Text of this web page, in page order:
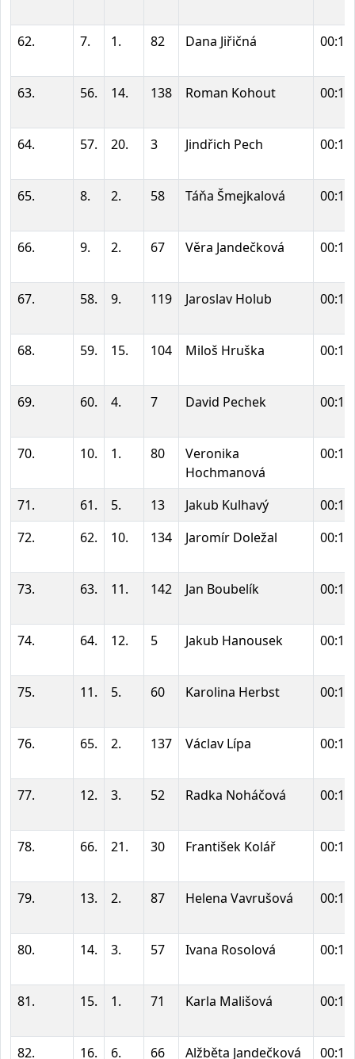
62. 7. 1. 82 Dana Jiřičná
63. 56. 14. 138 Roman Kohout
64. 57. 20. 3 Jindřich Pech
65. 8. 2. 58 Táňa Šmejkalová
66. 9. 2. 67 Věra Jandečková
67. 58. 9. 119 Jaroslav Holub
68. 59. 15. 104 Miloš Hruška
69. 60. 4. 7 David Pechek
70. 10. 1. 80
Veronika
Hochmanová
71. 61. 5. 13 Jakub Kulhavý
72.
62. 10. 134 Jaromír Doležal
73. 63. 11. 142 Jan Boubelík
74. 64. 12. 5 Jakub Hanousek
75. 11. 5. 60 Karolina Herbst
76. 65. 2. 137 Václav Lípa
77. 12. 3. 52 Radka Noháčová
78. 66. 21. 30 František Kolář
79. 13. 2. 87 Helena Vavrušová
80. 14. 3. 57 Ivana Rosolová
81. 15. 1. 71 Karla Mališová
82. 16. 6. 66 Alžběta Jandečková